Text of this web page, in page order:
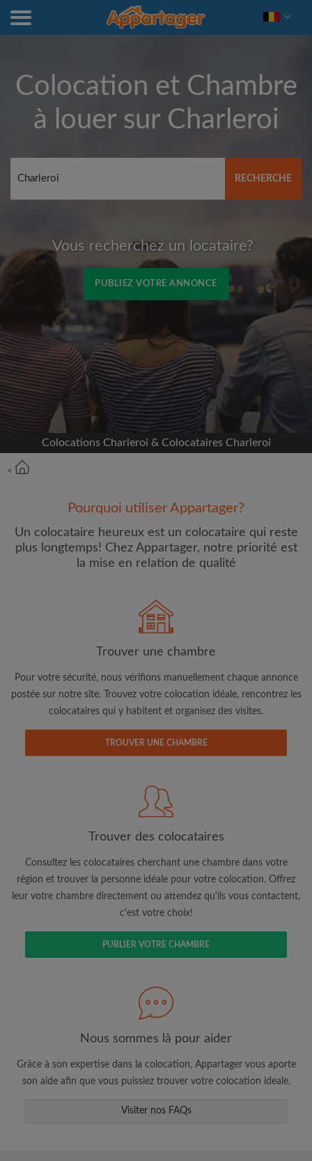
Colocation et Chambre
à louer sur Charleroi
RECHERCHE
Vous recherchez un locataire?
PUBLIEZ VOTRE ANNONCE
Nous ne publierons jamais sur votre page sans
votre accord
OU
Loyer max par mois (€)
Adresse email
J'ai lu, compris et accepte les Conditions d'utilisation
CRÉER PROFIL
jour du compte par e-mail
Consultez les chambres et les profils des
Sauvegardez vos recherches
annonce correspondant à vos critères
Faites vos demandes de visites
Faites part aux propriétaires et aux
Colocations Charleroi & Colocataires Charleroi
<
Pourquoi utiliser Appartager?
Un colocataire heureux est un colocataire qui reste
plus longtemps! Chez Appartager, notre priorité est
la mise en relation de qualité
Trouver une chambre
Pour votre sécurité, nous vérifions manuellement chaque annonce
postée sur notre site. Trouvez votre colocation idéale, rencontrez les
colocataires qui y habitent et organisez des visites.
TROUVER UNE CHAMBRE
Trouver des colocataires
Consultez les colocataires cherchant une chambre dans votre
région et trouver la personne idéale pour votre colocation. Offrez
leur votre chambre directement ou attendez qu'ils vous contactent,
c'est votre choix!
PUBLIER VOTRE CHAMBRE
Nous sommes là pour aider
Grâce à son expertise dans la colocation, Appartager vous aporte
son aide afin que vous puissiez trouver votre colocation ideale.
Visiter nos FAQs